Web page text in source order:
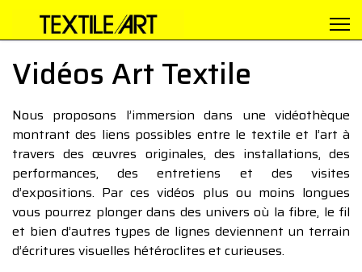
Vidéos Art Textile
Nous proposons l’immersion dans une vidéothèque
montrant des liens possibles entre le textile et l’art à
travers des œuvres originales, des installations, des
performances, des entretiens et des visites
d’expositions. Par ces vidéos plus ou moins longues
vous pourrez plonger dans des univers où la fibre, le fil
et bien d’autres types de lignes deviennent un terrain
d’écritures visuelles hétéroclites et curieuses.